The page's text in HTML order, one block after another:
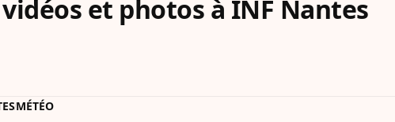
vidéos et photos à INF Nantes
MÉTÉO